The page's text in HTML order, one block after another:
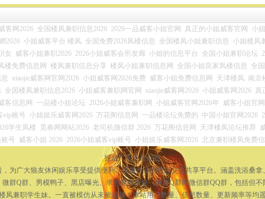
客网2026 全国楼凤兼职信息2026 2026一品威客小姐官网 真正的小姐威客官网 小
2026 小姐威客平台 楼凤 全国免费2026凤楼信息 全国楼凤小姐兼职信息 小姐楼凤
女 威客小姐兼职2026 2026小姐威客会所发廊 小姐的信息平台 全国小姐兼职论坛
楼免费信息网 楼凤兼职信息分享 楼凤小姐兼职信息网 全国小姐良家凤楼信息 全
xiaojie威客网官网2026 小姐威客网2026免费 威客小姐免费信息网 天津楼凤 南京
全国楼凤兼职信息2026 小姐威客兼职网官网 xiaojie威客网2026 小姐威客网2026 真
客信息网 一品楼小姐论坛 2026小姐威客兼职网 小姐威客官网2026年 威客小姐官
vip账号 小姐娱乐威客网2026 万花阁信息网 一品楼论坛免费的 中国小姐官网2026
学生凤楼 觅春网网站2026 老司机微信群 2026 万花阁信息网 天津楼凤论坛推荐
号 威客小姐 2026 2026小姐威客vip账号 小姐娱乐威客网2026 北京兼职楼凤免费
投放广告点击此处
为广大狼友休闲娱乐享受提供便利，是最专业的性息交流共享平台。涵盖洗浴桑
群Q群、男模鸭子、黑店曝光、求包养等板块（微群Q群即微信群QQ群，包括但
凤兼职学生妹。一直被模仿从未被超越！本站用户数量、信息数量、更新频率等均